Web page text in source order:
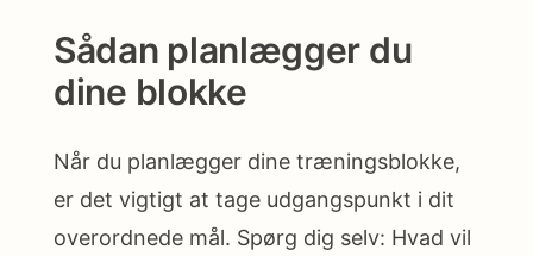
Sådan planlægger du
dine blokke
Når du planlægger dine træningsblokke,
er det vigtigt at tage udgangspunkt i dit
overordnede mål. Spørg dig selv: Hvad vil